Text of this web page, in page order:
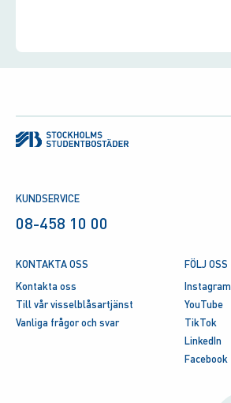
KUNDSERVICE
08-458 10 00
KONTAKTA OSS
Kontakta oss
Till vår visselblåsartjänst
Vanliga frågor och svar
FÖLJ OSS
Instagram
YouTube
TikTok
LinkedIn
Facebook